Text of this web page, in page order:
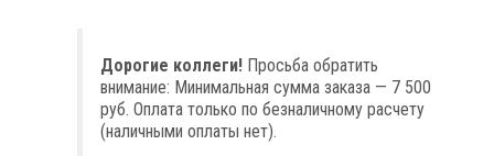
Дорогие коллеги! Просьба обратить
внимание: Минимальная сумма заказа — 7 500
руб. Оплата только по безналичному расчету
(наличными оплаты нет).